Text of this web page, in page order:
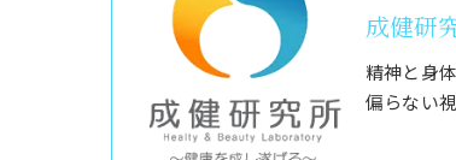
成健研
精神と身
偏らない